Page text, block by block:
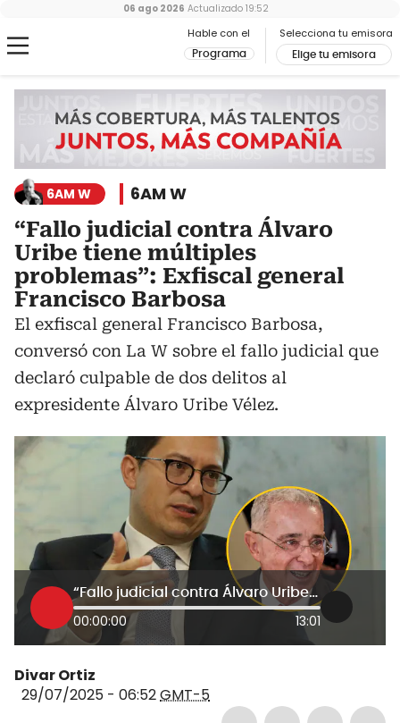
Hable con el
Programa
Selecciona tu emisora
Elige tu emisora
06 ago 2026 Actualizado 19:52
6AM W 6AM W
“Fallo judicial contra Álvaro
Uribe tiene múltiples
problemas”: Exfiscal general
Francisco Barbosa
El exfiscal general Francisco Barbosa,
conversó con La W sobre el fallo judicial que
declaró culpable de dos delitos al
expresidente Álvaro Uribe Vélez.
“Fallo judicial contra Álvaro Uribe tiene múltiples problemas”: Exfiscal general Francisco Barbosa
00:00:00 13:01
Divar Ortiz
29/07/2025 - 06:52GMT-5